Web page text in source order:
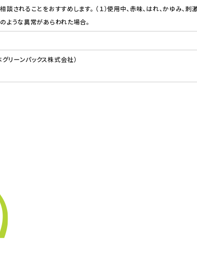
されることをおすすめします。 （１）使用中、赤味、はれ、かゆみ、
ような異常があらわれた場合。
リーンパックス株式会社）